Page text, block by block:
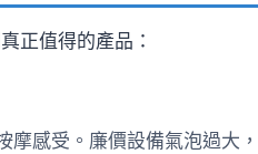
正值得的產品：
摩感受。廉價設備氣泡過大，